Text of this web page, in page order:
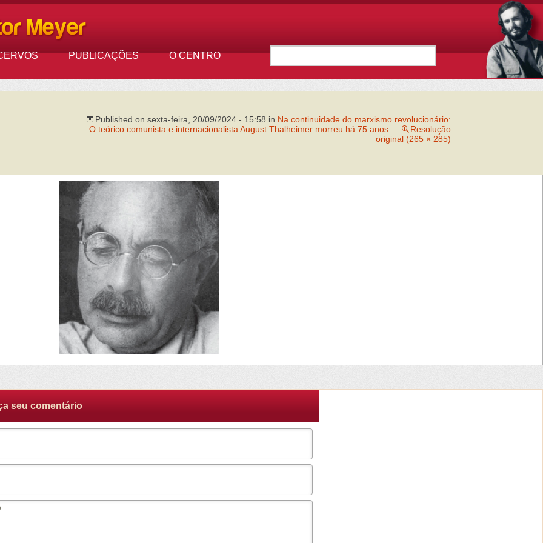
PUBLICAÇÕES O CENTRO
Published on sexta-feira, 20/09/2024 - 15:58 in Na continuidade do marxismo revolucionário:
O teórico comunista e internacionalista August Thalheimer morreu há 75 anos
Resolução
original (265 × 285)
seu comentário